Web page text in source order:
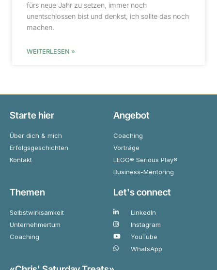
fürs neue Jahr zu setzen, immer noch
unentschlossen bist und denkst, ich sollte das noch
machen.
WEITERLESEN »
Starte hier
Über dich & mich
Erfolgsgeschichten
Kontakt
Angebot
Coaching
Vorträge
LEGO® Serious Play®
Business-Mentoring
Themen
Selbstwirksamkeit
Unternehmertum
Coaching
Let's connect
LinkedIn
Instagram
YouTube
WhatsApp